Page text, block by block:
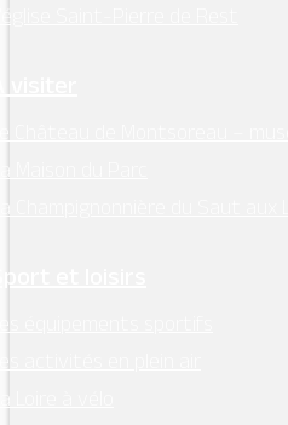
Saint-Pierre de Rest
visiter
Château de Montsoreau –
Maison du Parc
Champignonnière du Saut aux
et loisirs
équipements sportifs
activités en plein air
Loire à vélo